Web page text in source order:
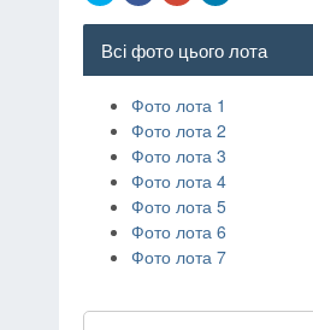
Всі фото цього лота
Фото лота 1
Фото лота 2
Фото лота 3
Фото лота 4
Фото лота 5
Фото лота 6
Фото лота 7